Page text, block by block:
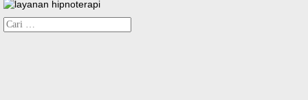
Cari
untuk: